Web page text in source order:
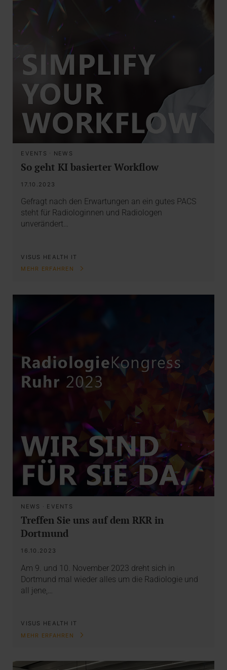
EVENTS · NEWS
So geht KI basierter Workflow
17.10.2023
Gefragt nach den Erwartungen an ein gutes PACS
steht für Radiologinnen und Radiologen
unverändert…
VISUS HEALTH IT
MEHR ERFAHREN
NEWS · EVENTS
Treffen Sie uns auf dem RKR in
Dortmund
16.10.2023
Am 9. und 10. November 2023 dreht sich in
Dortmund mal wieder alles um die Radiologie und
all jene,…
VISUS HEALTH IT
MEHR ERFAHREN